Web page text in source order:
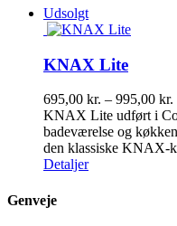
Udsolgt
KNAX Lite
695,00 kr. – 995,00 kr.
KNAX Lite udført i
badeværelse og
den klassiske KNAX-
Detaljer
Genveje